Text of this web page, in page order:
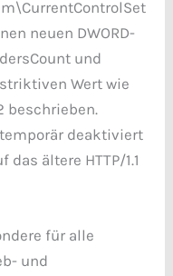
neuen DWORD-
und
Wert wie
beschrieben.
deaktiviert
ältere HTTP/1.1
für alle
und